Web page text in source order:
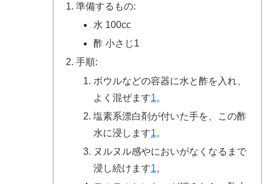
準備するもの:
水 100cc
酢 小さじ1
手順:
ボウルなどの容器に水と酢を入れ、
よく混ぜます1。
塩素系漂白剤が付いた手を、この酢
水に浸します1。
ヌルヌル感やにおいがなくなるまで
浸し続けます1。